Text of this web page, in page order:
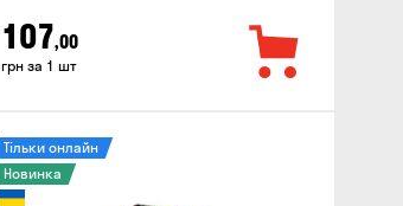
107,00
грн за 1 шт
Тільки онлайн
Новинка